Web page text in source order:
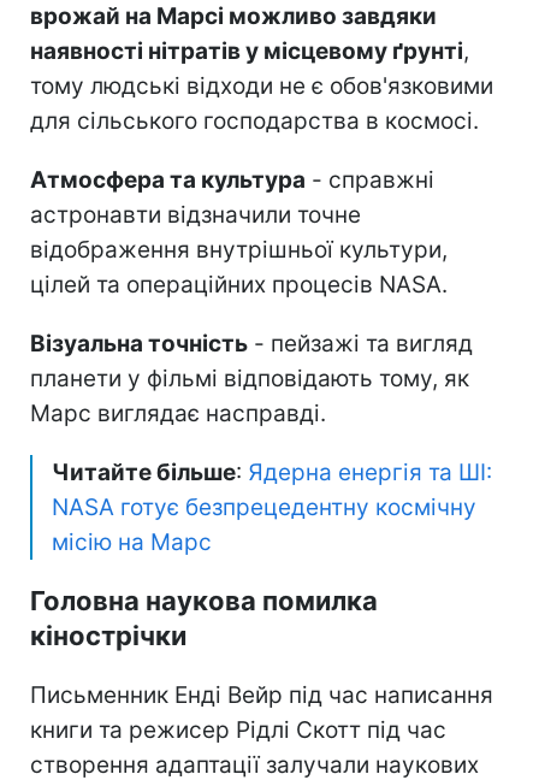
врожай на Марсі можливо завдяки
наявності нітратів у місцевому ґрунті,
тому людські відходи не є обов'язковими
для сільського господарства в космосі.
Атмосфера та культура - справжні
астронавти відзначили точне
відображення внутрішньої культури,
цілей та операційних процесів NASA.
Візуальна точність - пейзажі та вигляд
планети у фільмі відповідають тому, як
Марс виглядає насправді.
Читайте більше: Ядерна енергія та ШІ:
NASA готує безпрецедентну космічну
місію на Марс
Головна наукова помилка
кінострічки
Письменник Енді Вейр під час написання
книги та режисер Рідлі Скотт під час
створення адаптації залучали наукових